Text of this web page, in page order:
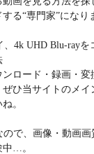
る“専門家”になり
、4k UHD Blu-ray
ロード・録画・変
ひ当サイトのメイ
。
で、画像・動画
中…。